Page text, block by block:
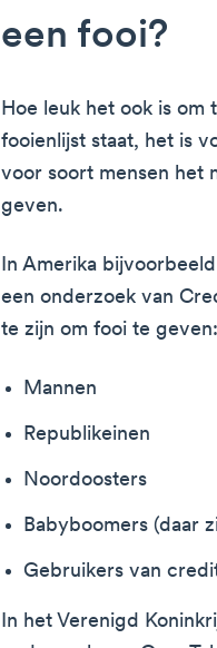
een fooi?
Hoe leuk het ook is om
fooienlijst staat, het is
voor soort mensen het
geven.
In Amerika
een onderzoek van
te zijn om fooi te
Mannen
Republikeinen
Noordoosters
Babyboomers (daar
Gebruikers van
In het Verenigd